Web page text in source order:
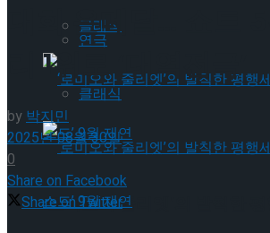
클래식
‘로미오와 줄리엣’의 발칙한 평
연극
클래식
대회 은메달… 쇼트 5
리 1위로 ‘대역전극’
by박지민
2025년 08월 30일
0
Share on Facebook
Share on Twitter